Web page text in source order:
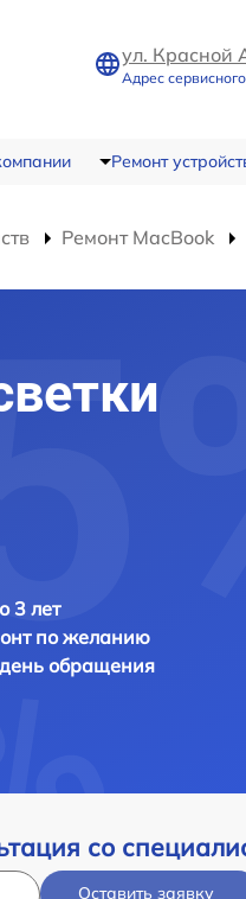
ул. Красной
Адрес
Ремонт
Ремонт MacBook
3 лет
по желанию
обращения
со
Оставить заявку